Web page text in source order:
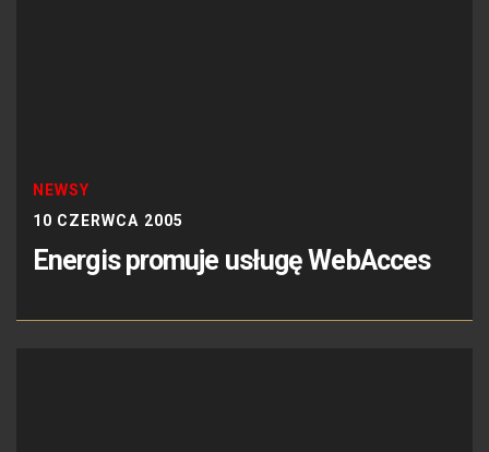
NEWSY
10 CZERWCA 2005
Energis promuje usługę WebAcces